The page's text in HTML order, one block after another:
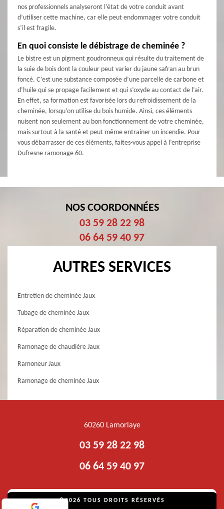
nos professionnels analyseront l’état de votre conduit avant
d’utiliser cette machine, car elle peut endommager votre conduit
s’il est fragile.
En quoi consiste le débistrage de cheminée ?
Le bistre est un pigment goudronneux qui résulte du traitement de
la suie de bois dont la couleur peut varier du jaune safran au brun
foncé. C’est une substance composée d’une parcelle de carbone et
d’huile qui se propage facilement et qui s’oxyde au contact de l’air.
En effet, sa formation est favorisée lors du refroidissement de la
cheminée, lorsqu’on utilise du bois humide. Ainsi, ces éléments
nuisent non seulement au bon fonctionnement de votre cheminée,
mais surtout à la santé et peut même entrainer un incendie. Pour
vous débarrasser de ces éléments, faites-vous appel à l’entreprise
Dufresne ramonage 60.
NOS COORDONNÉES
03 59 28 22 98
06 64 59 40 97
AUTRES SERVICES
Entretien de cheminée Jaux
Tubage de cheminée Jaux
Réparation de cheminée Jaux
Ramonage de chaudière Jaux
Ramoneur Jaux
Ramonage de cheminée Jaux
60260 Lamorlaye
03 59 28 22 98
06 64 59 40 97
©2026 TOUS DROITS RÉSERVÉS